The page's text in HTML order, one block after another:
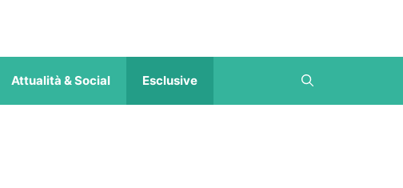
Attualità & Social Esclusive